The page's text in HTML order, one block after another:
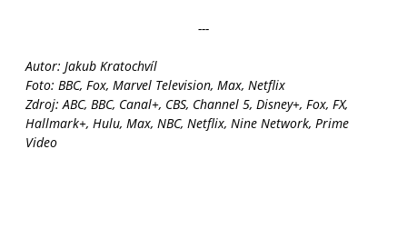
---
Autor: Jakub Kratochvíl
Foto: BBC, Fox, Marvel Television, Max, Netflix
Zdroj: ABC, BBC, Canal+, CBS, Channel 5, Disney+, Fox, FX,
Hallmark+, Hulu, Max, NBC, Netflix, Nine Network, Prime
Video